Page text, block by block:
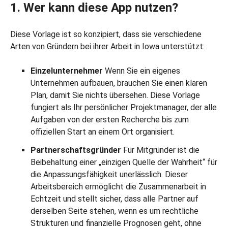
1. Wer kann diese App nutzen?
Diese Vorlage ist so konzipiert, dass sie verschiedene
Arten von Gründern bei ihrer Arbeit in Iowa unterstützt:
Einzelunternehmer Wenn Sie ein eigenes
Unternehmen aufbauen, brauchen Sie einen klaren
Plan, damit Sie nichts übersehen. Diese Vorlage
fungiert als Ihr persönlicher Projektmanager, der alle
Aufgaben von der ersten Recherche bis zum
offiziellen Start an einem Ort organisiert.
Partnerschaftsgründer Für Mitgründer ist die
Beibehaltung einer „einzigen Quelle der Wahrheit“ für
die Anpassungsfähigkeit unerlässlich. Dieser
Arbeitsbereich ermöglicht die Zusammenarbeit in
Echtzeit und stellt sicher, dass alle Partner auf
derselben Seite stehen, wenn es um rechtliche
Strukturen und finanzielle Prognosen geht, ohne